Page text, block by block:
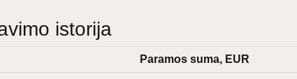
istorija
Paramos suma, EUR